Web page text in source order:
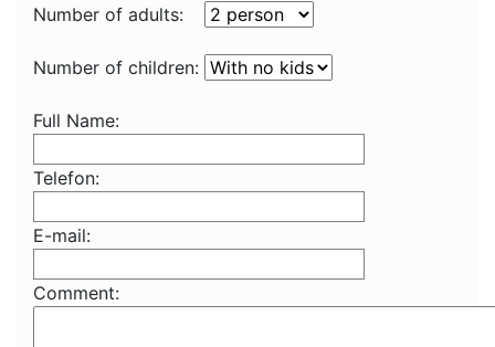
Number of adults:
Number of children:
Full Name:
Telefon:
E-mail:
Comment: